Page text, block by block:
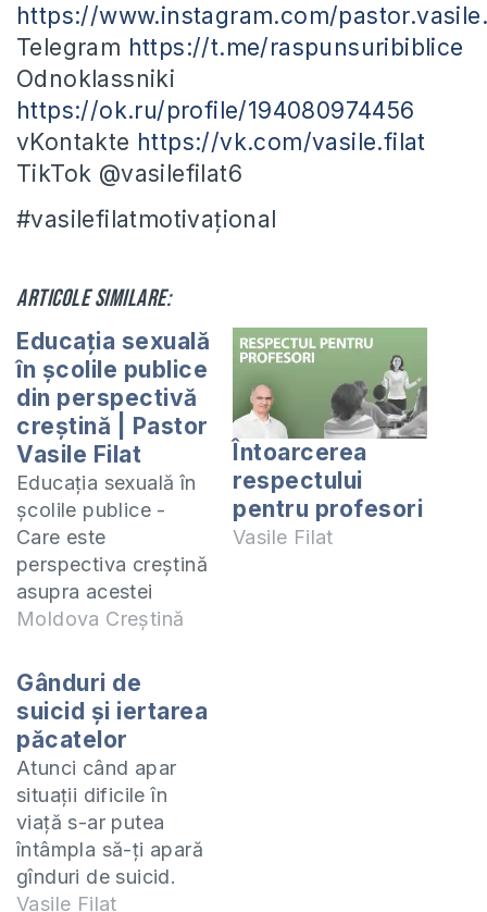
https://www.instagram.com/
Telegram https://t.me/raspunsuribiblice
Odnoklassniki
https://ok.ru/profile/194080974456
vKontakte https://vk.com/vasile.filat
TikTok @vasilefilat6
#vasilefilatmotivațional
Articole similare:
Educația sexuală
în școlile publice
din perspectivă
creștină | Pastor
Vasile Filat
Educația sexuală în
școlile publice -
Care este
perspectiva creștină
asupra acestei
disciplini? Trebuie
educația sexuală în
școli? Ce rol îi
revine bisericii în
educarea copiilor în
acest domeniu al
vieții? La aceste și
multe alte întrebări
răspund în acest
video. MANUALE la
Moldova Creștină
Întoarcerea
respectului
pentru profesori
Vasile Filat
Gânduri de
suicid și iertarea
păcatelor
Atunci când apar
situații dificile în
viață s-ar putea
întâmpla să-ți apară
gînduri de suicid.
Astfel de gînduri nu
Vasile Filat